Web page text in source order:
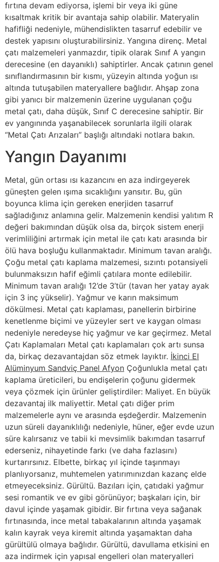
fırtına devam ediyorsa, işlemi bir veya iki güne
kısaltmak kritik bir avantaja sahip olabilir. Materyalin
hafifliği nedeniyle, mühendislikten tasarruf edebilir ve
destek yapısını oluşturabilirsiniz. Yangına direnç. Metal
çatı malzemeleri yanmazdır, tipik olarak Sınıf A yangın
derecesine (en dayanıklı) sahiptirler. Ancak çatının genel
sınıflandırmasının bir kısmı, yüzeyin altında yoğun ısı
altında tutuşabilen materyallere bağlıdır. Ahşap zona
gibi yanıcı bir malzemenin üzerine uygulanan çoğu
metal çatı, daha düşük, Sınıf C derecesine sahiptir. Bir
ev yangınında yaşanabilecek sorunlarla ilgili olarak
“Metal Çatı Arızaları” başlığı altındaki notlara bakın.
Yangın Dayanımı
Metal, gün ortası ısı kazancını en aza indirgeyerek
güneşten gelen ışıma sıcaklığını yansıtır. Bu, gün
boyunca klima için gereken enerjiden tasarruf
sağladığınız anlamına gelir. Malzemenin kendisi yalıtım R
değeri bakımından düşük olsa da, birçok sistem enerji
verimliliğini artırmak için metal ile çatı katı arasında bir
ölü hava boşluğu kullanmaktadır. Minimum tavan aralığı.
Çoğu metal çatı kaplama malzemesi, sızıntı potansiyeli
bulunmaksızın hafif eğimli çatılara monte edilebilir.
Minimum tavan aralığı 12’de 3’tür (tavan her yatay ayak
için 3 inç yükselir). Yağmur ve karın maksimum
dökülmesi. Metal çatı kaplaması, panellerin birbirine
kenetlenme biçimi ve yüzeyler sert ve kaygan olması
nedeniyle neredeyse hiç yağmur ve kar geçirmez. Metal
Çatı Kaplamaları Metal çatı kaplamaları çok artı sunsa
da, birkaç dezavantajdan söz etmek layıktır. İkinci El
Alüminyum Sandviç Panel Afyon Çoğunlukla metal çatı
kaplama üreticileri, bu endişelerin çoğunu gidermek
veya çözmek için ürünler geliştirdiler: Maliyet. En büyük
dezavantaj ilk maliyettir. Metal çatı diğer prim
malzemelerle aynı ve arasında eşdeğerdir. Malzemenin
uzun süreli dayanıklılığı nedeniyle, hüner, eğer evde uzun
süre kalırsanız ve tabii ki mevsimlik bakımdan tasarruf
ederseniz, nihayetinde farkı (ve daha fazlasını)
kurtarırsınız. Elbette, birkaç yıl içinde taşınmayı
planlıyorsanız, muhtemelen yatırımınızdan kazanç elde
etmeyeceksiniz. Gürültü. Bazıları için, çatıdaki yağmur
sesi romantik ve ev gibi görünüyor; başkaları için, bir
davul içinde yaşamak gibidir. Bir fırtına veya sağanak
fırtınasında, ince metal tabakalarının altında yaşamak
kalın kayrak veya kiremit altında yaşamaktan daha
gürültülü olmaya bağlıdır. Gürültü, davullama etkisini en
aza indirmek için yapısal engelleri olan materyalleri